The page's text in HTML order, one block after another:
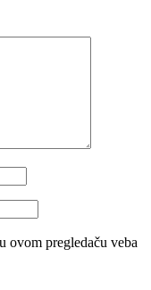
ovom pregledaču veba